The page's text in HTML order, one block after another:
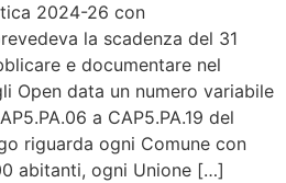
2024-26 con
la scadenza del 31
e documentare nel
Open data un numero variabile
a CAP5.PA.19 del
riguarda ogni Comune con
abitanti, ogni Unione […]